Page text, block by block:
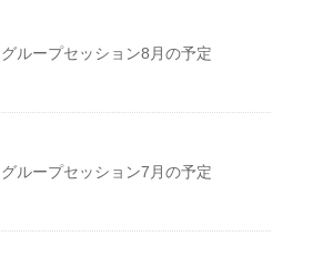
グループセッション8月の予定
グループセッション7月の予定